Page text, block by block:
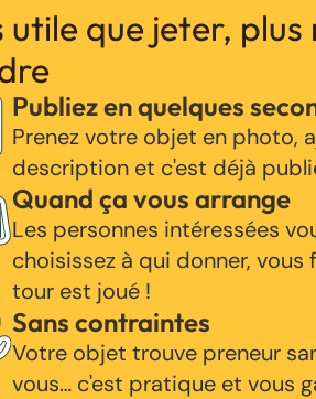
utile que jeter,
Publiez en quelques
Prenez votre objet en photo,
description et c'est déjà
Quand ça vous arrange
Les personnes intéressées
choisissez à qui donner, vous
tour est joué !
Sans contraintes
Votre objet trouve preneur
vous… c'est pratique et vous